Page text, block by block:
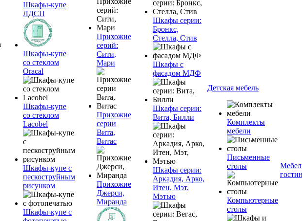
Шкафы-купе
ЛДСП
Шкафы-купе
со стеклом
Oracal
Шкафы-купе
со стеклом
Lacobel
Шкафы-купе с
пескоструйным
рисунком
Шкафы-купе с
Прихожие
серий:
Сити,
Мари
Прихожие
серии
Вита,
Витас
Прихожие
Джерси,
Миранда
Шкафы серии:
Бронкс,
Стелла, Стив
Шкафы с
фасадом МДФ
Шкафы серии:
Вита, Билли
Шкафы серии:
Аркадия, Арко,
Итен, Мэт,
Мэтью
Детская мебель
Комплекты
мебели
Письменные
столы
Компьютерные
столы